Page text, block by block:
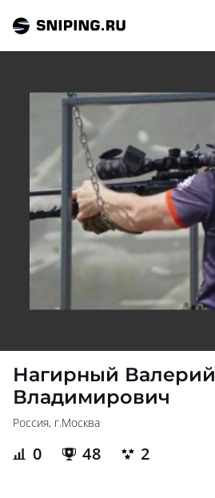
СОБЫТИЯ
РЕЙТИНГ
ТИРЫ И СТРЕЛЬБИЩА
СТАТЬИ
МАСТЕРСКАЯ
ЗАЛ СЛАВЫ
О НАС
Нагирный Валерий
Владимирович
Россия, г.Москва
0 48 2